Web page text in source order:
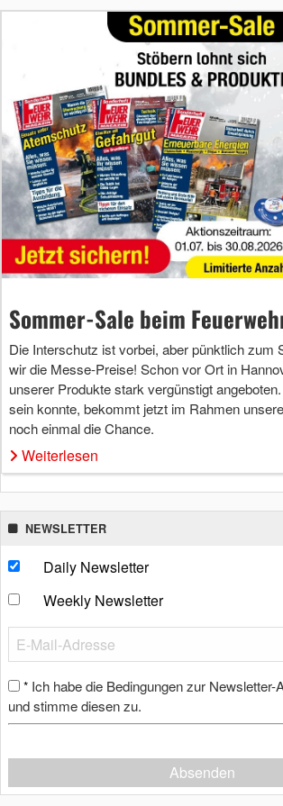
Sommer-Sale beim
Die Interschutz ist vorbei, aber pünktlich zum
wir die Messe-Preise! Schon vor Ort in
unserer Produkte stark vergünstigt
sein konnte, bekommt jetzt im Rahmen
noch einmal die Chance.
Weiterlesen
NEWSLETTER
Daily Newsletter
Weekly Newsletter
* Ich habe die Bedingungen zur Newsletter-
und stimme diesen zu.
Absenden